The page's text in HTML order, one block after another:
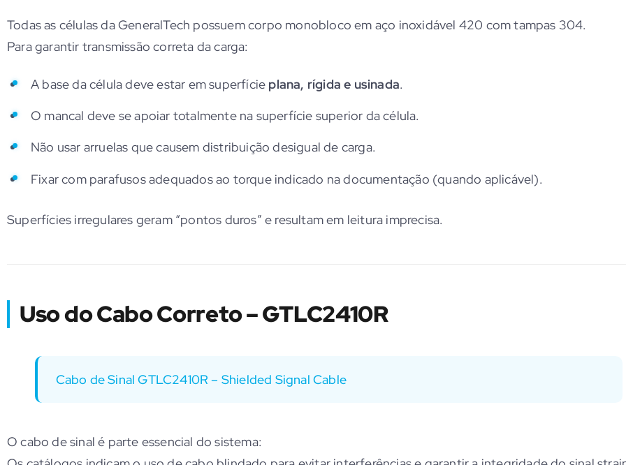
Todas as células da GeneralTech possuem corpo monobloco em aço inoxidável 420 com tampas 304.
Para garantir transmissão correta da carga:
A base da célula deve estar em superfície plana, rígida e usinada.
O mancal deve se apoiar totalmente na superfície superior da célula.
Não usar arruelas que causem distribuição desigual de carga.
Fixar com parafusos adequados ao torque indicado na documentação (quando aplicável).
Superfícies irregulares geram “pontos duros” e resultam em leitura imprecisa.
Uso do Cabo Correto – GTLC2410R
Cabo de Sinal GTLC2410R – Shielded Signal Cable
O cabo de sinal é parte essencial do sistema: